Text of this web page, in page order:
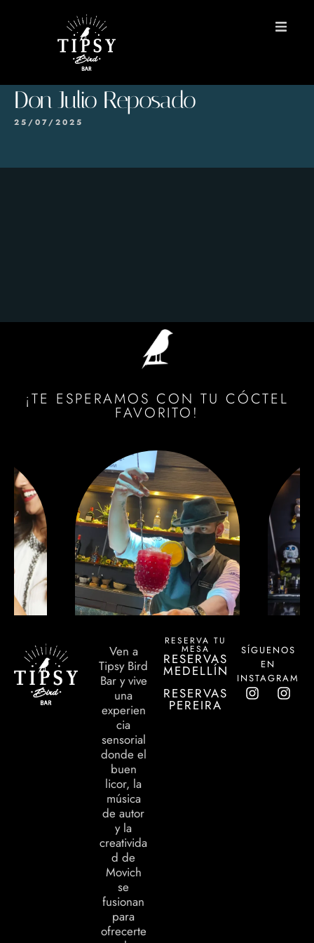
MENÚS
Don Julio Reposado
25/07/2025
¡TE ESPERAMOS CON TU CÓCTEL
FAVORITO!
Ven a
Tipsy Bird
Bar y vive
una
experien
cia
sensorial
donde el
buen
licor, la
música
de autor
y la
creativida
d de
Movich
se
fusionan
para
ofrecerte
RESERVA TU
MESA
RESERVAS
MEDELLÍN
RESERVAS
PEREIRA
SÍGUENOS
EN
INSTAGRAM